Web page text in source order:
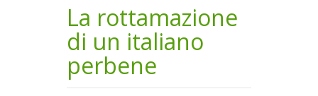
La rottamazione
di un italiano
perbene